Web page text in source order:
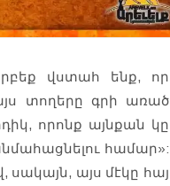
վստահ ենք, որ
տողերը գրի առած
որոնք այնքան կը
համար»:
այս մէկը հայ